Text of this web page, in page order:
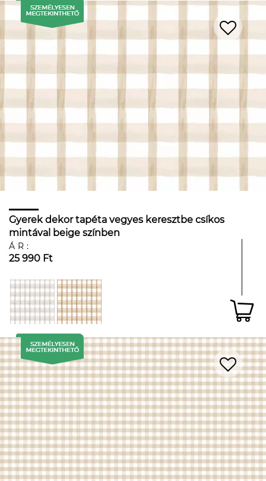
Gyerek dekor tapéta vegyes keresztbe csíkos
mintával beige színben
ÁR:
25 990 Ft